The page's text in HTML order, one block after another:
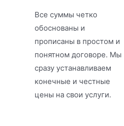
Все суммы четко
обоснованы и
прописаны в простом и
понятном договоре. Мы
сразу устанавливаем
конечные и честные
цены на свои услуги.